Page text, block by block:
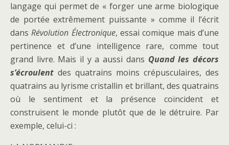
langage qui permet de « forger une arme biologique
de portée extrêmement puissante » comme il l’écrit
dansRévolution Électronique, essai comique mais d’une
pertinence et d’une intelligence rare, comme tout
grand livre. Mais il y a aussi dans Quand les décors
s’écroulent des quatrains moins crépusculaires, des
quatrains au lyrisme cristallin et brillant, des quatrains
où le sentiment et la présence coïncident et
construisent le monde plutôt que de le détruire. Par
exemple, celui-ci :